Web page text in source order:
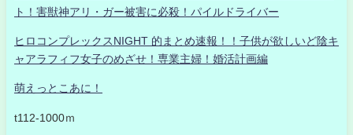
ト！害獣神アリ・ガー被害に必殺！パイルドライバー
ヒロコンプレックスNIGHT 的まとめ速報！！子供が欲しいど陰キ
ャアラフィフ女子のめざせ！専業主婦！婚活計画編
萌えっとこあに！
t112-1000ｍ